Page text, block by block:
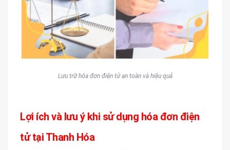
Lưu trữ hóa đơn điện tử an toàn và hiệu quả
Lợi ích và lưu ý khi sử dụng hóa đơn điện
tử tại Thanh Hóa